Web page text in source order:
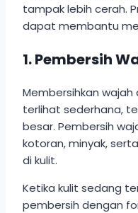
tampak lebih cerah.
dapat membantu
1. Pembersih
Membersihkan
terlihat sederhana,
besar. Pembersih
kotoran, minyak,
di kulit.
Ketika kulit sedang
pembersih dengan